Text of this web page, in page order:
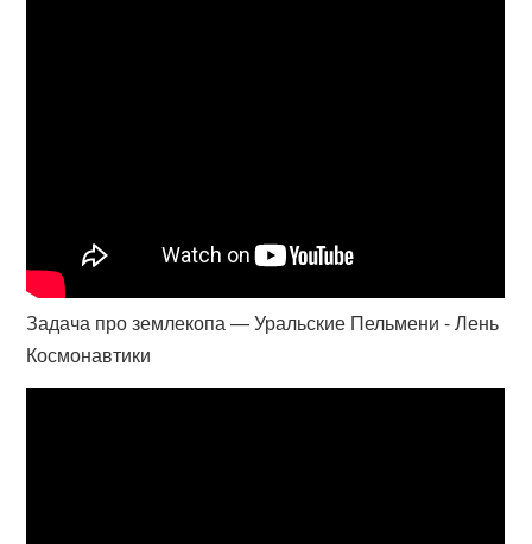
Задача про землекопа — Уральские Пельмени - Лень
Космонавтики